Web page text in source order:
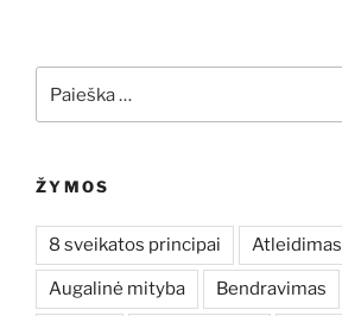
ŽYMOS
8 sveikatos principai Atleidimas
Augalinė mityba Bendravimas